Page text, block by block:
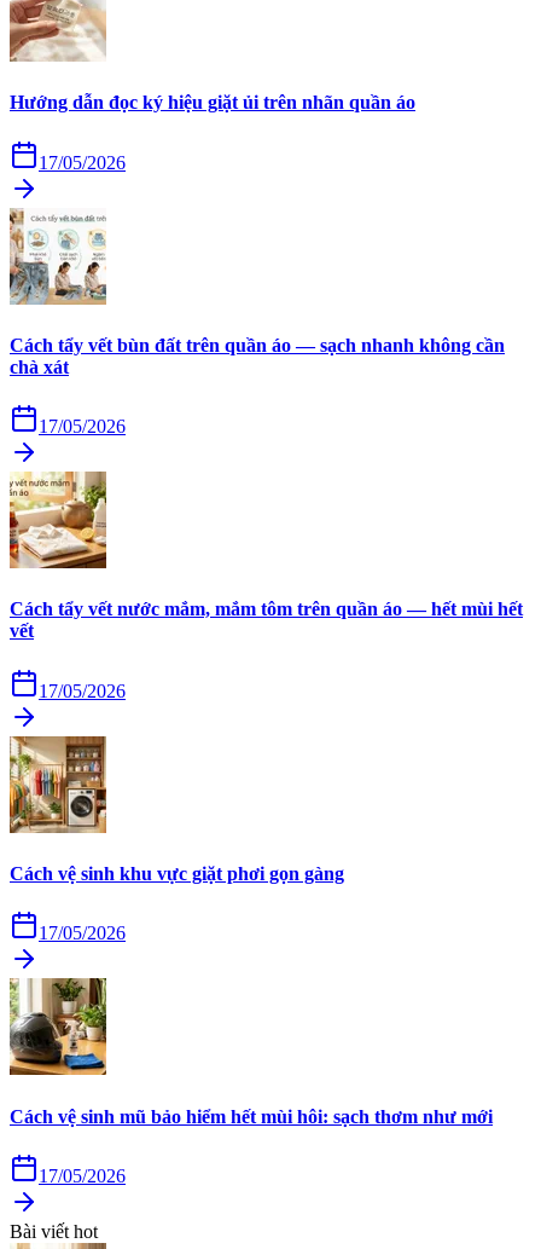
Hướng dẫn đọc ký hiệu giặt ủi trên nhãn quần áo
17/05/2026
Cách tẩy vết bùn đất trên quần áo — sạch nhanh không cần
chà xát
17/05/2026
Cách tẩy vết nước mắm, mắm tôm trên quần áo — hết mùi hết
vết
17/05/2026
Cách vệ sinh khu vực giặt phơi gọn gàng
17/05/2026
Cách vệ sinh mũ bảo hiểm hết mùi hôi: sạch thơm như mới
17/05/2026
Bài viết hot